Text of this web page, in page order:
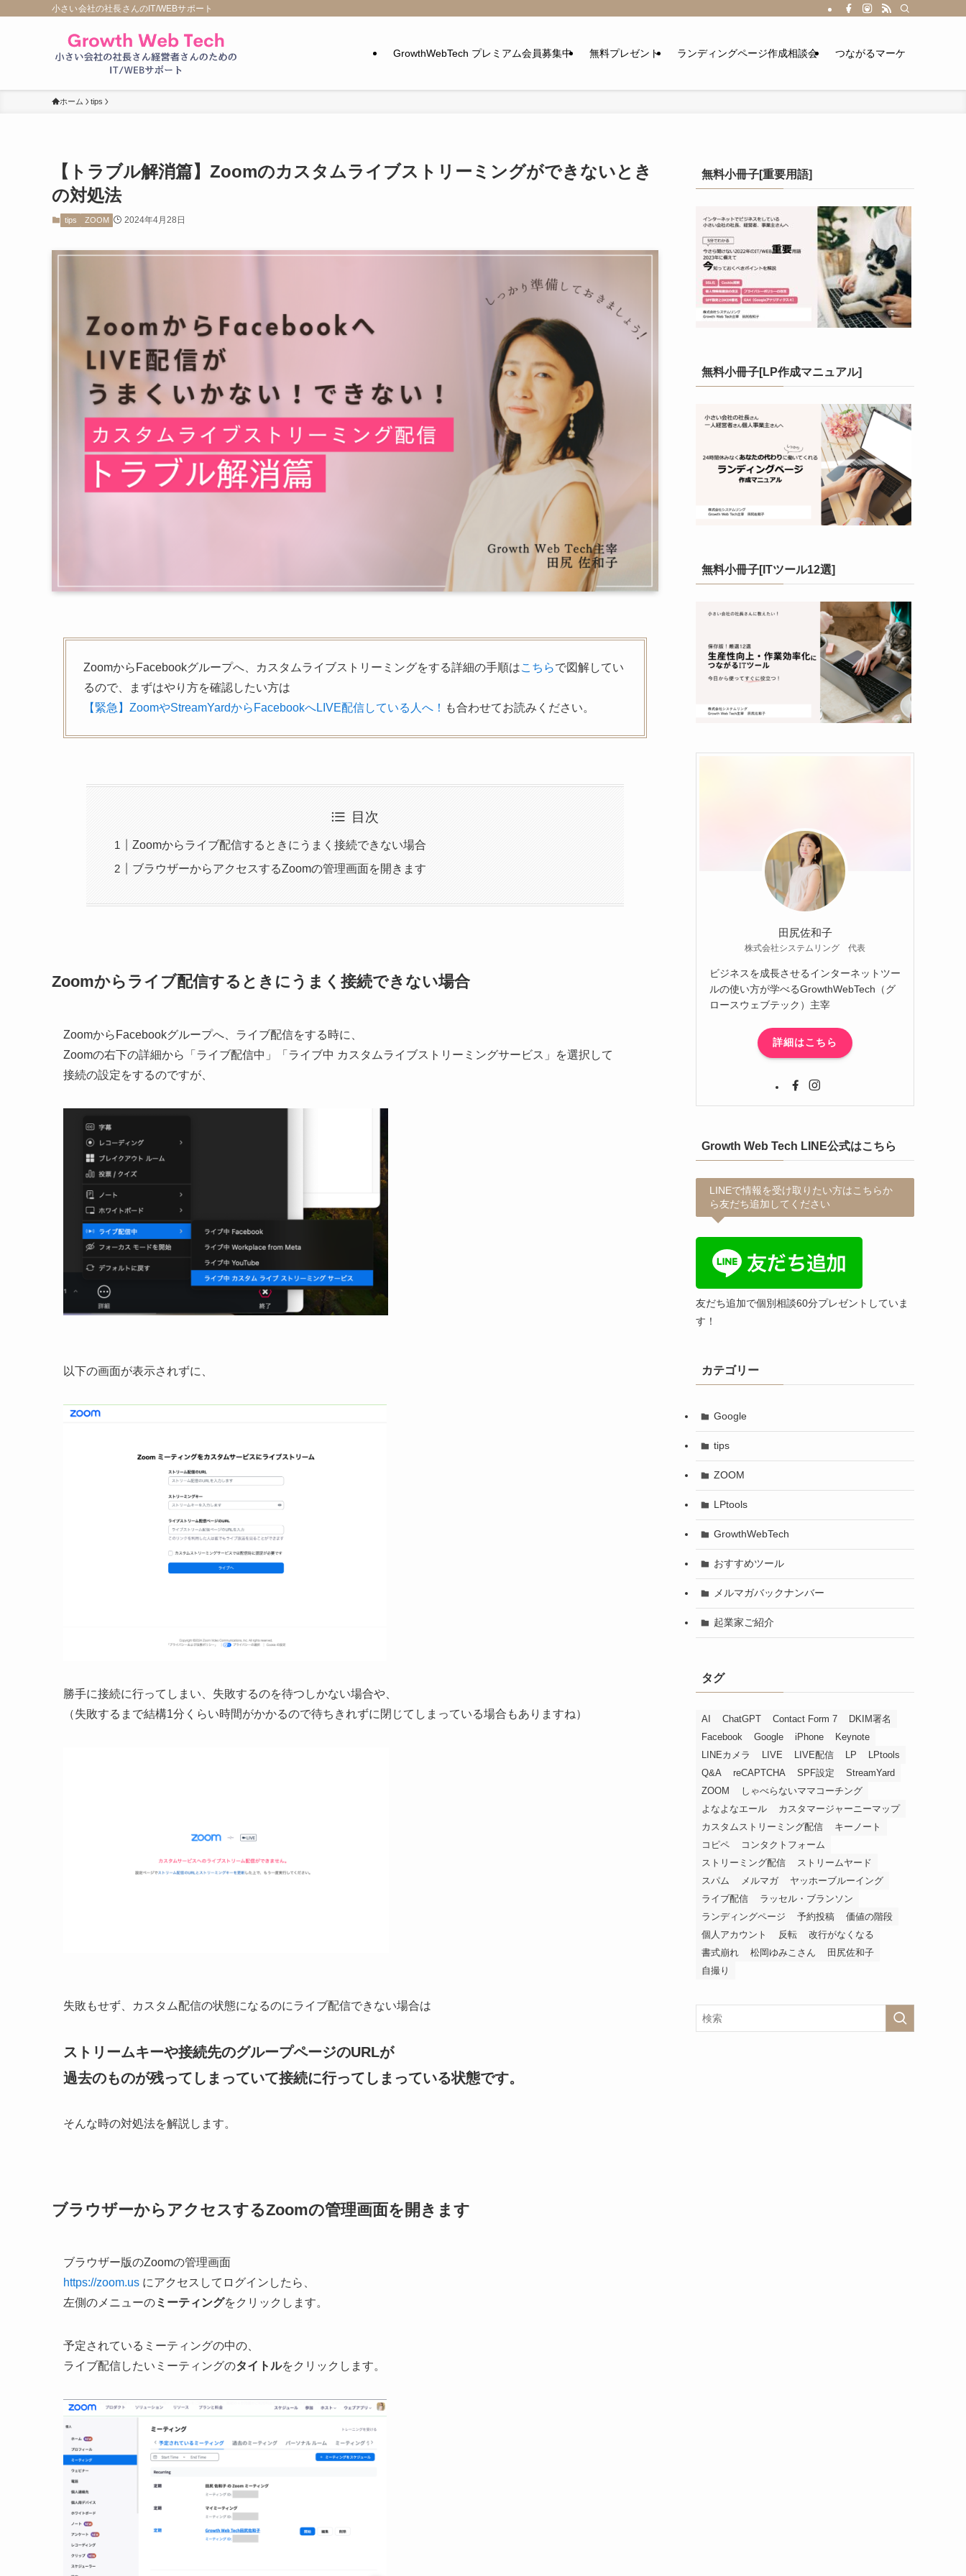
小さい会社の社長さんのIT/WEBサポート
GrowthWebTech プレミアム会員募集中 無料プレゼント ランディングページ作成相談会 つながるマーケ
ホーム tips
【トラブル解消篇】Zoomのカスタムライブストリーミングができないとき
の対処法
tips ZOOM 2024年4月28日
ZoomからFacebookグループへ、カスタムライブストリーミングをする詳細の手順はこちらで図解してい
るので、まずはやり方を確認したい方は
【緊急】ZoomやStreamYardからFacebookへLIVE配信している人へ！ も合わせてお読みください。
目次
Zoomからライブ配信するときにうまく接続できない場合
ブラウザーからアクセスするZoomの管理画面を開きます
Zoomからライブ配信するときにうまく接続できない場合
ZoomからFacebookグループへ、ライブ配信をする時に、
Zoomの右下の詳細から「ライブ配信中」「ライブ中 カスタムライブストリーミングサービス」を選択して
接続の設定をするのですが、
以下の画面が表示されずに、
勝手に接続に行ってしまい、失敗するのを待つしかない場合や、
（失敗するまで結構1分くらい時間がかかるので待ちきれずに閉じてしまっている場合もありますね）
失敗もせず、カスタム配信の状態になるのにライブ配信できない場合は
ストリームキーや接続先のグループページのURLが
過去のものが残ってしまっていて接続に行ってしまっている状態です。
そんな時の対処法を解説します。
ブラウザーからアクセスするZoomの管理画面を開きます
ブラウザー版のZoomの管理画面
https://zoom.us にアクセスしてログインしたら、
左側のメニューのミーティングをクリックします。
予定されているミーティングの中の、
ライブ配信したいミーティングのタイトルをクリックします。
無料小冊子[重要用語]
無料小冊子[LP作成マニュアル]
無料小冊子[ITツール12選]
田尻佐和子
株式会社システムリング 代表
ビジネスを成長させるインターネットツー
ルの使い方が学べるGrowthWebTech（グ
ロースウェブテック）主宰
詳細はこちら
Growth Web Tech LINE公式はこちら
LINEで情報を受け取りたい方はこちらか
ら友だち追加してください
友だち追加で個別相談60分プレゼントしていま
す！
カテゴリー
Google
tips
ZOOM
LPtools
GrowthWebTech
おすすめツール
メルマガバックナンバー
起業家ご紹介
タグ
AI ChatGPT Contact Form 7
DKIM署名
Facebook
Google iPhone
Keynote
LINEカメラ
LIVE LIVE配信 LP
LPtools
Q&A
reCAPTCHA SPF設定
StreamYard
ZOOM
しゃべらないママコーチング
よなよなエール
カスタマージャーニーマップ
カスタムストリーミング配信
キーノート
コピペ
コンタクトフォーム
ストリーミング配信
ストリームヤード
スパム
メルマガ
ヤッホーブルーイング
ライブ配信
ラッセル・ブランソン
ランディングページ
予約投稿
価値の階段
個人アカウント
反転
改行がなくなる
書式崩れ
松岡ゆみこさん
田尻佐和子
自撮り